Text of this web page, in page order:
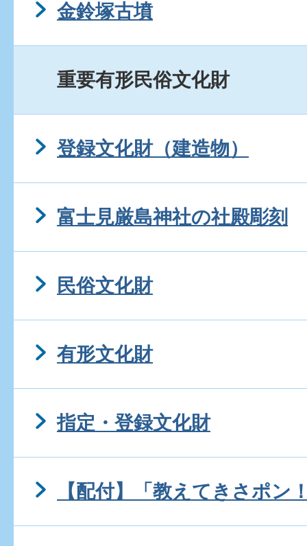
金鈴塚古墳
重要有形民俗文化財
登録文化財（建造物）
富士見厳島神社の社殿彫刻
民俗文化財
有形文化財
指定・登録文化財
【配付】「教えてきさポン